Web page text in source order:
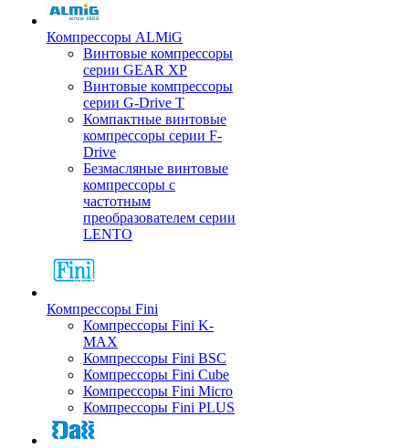
Компрессоры ALMiG
Винтовые компрессоры
серии GEAR XP
Винтовые компрессоры
серии G-Drive T
Компактные винтовые
компрессоры серии F-
Drive
Безмасляные винтовые
компрессоры с
частотным
преобразователем серии
LENTO
Компрессоры Fini
Компрессоры Fini K-
MAX
Компрессоры Fini BSC
Компрессоры Fini Cube
Компрессоры Fini Micro
Компрессоры Fini PLUS